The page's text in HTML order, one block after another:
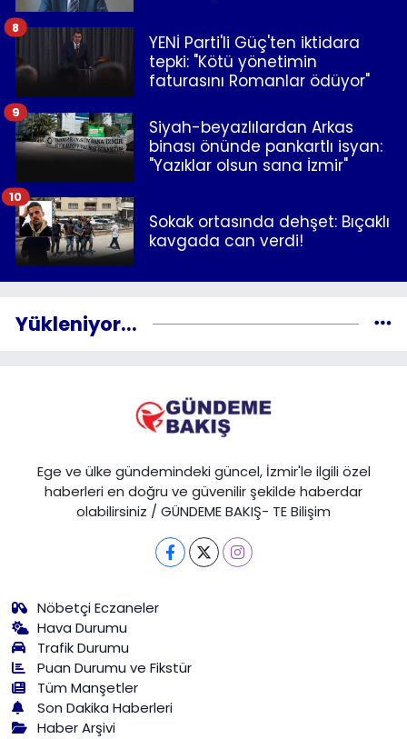
YENİ Parti'li Güç'ten iktidara
tepki: "Kötü yönetimin
faturasını Romanlar ödüyor"
8
Siyah-beyazlılardan Arkas
binası önünde pankartlı isyan:
"Yazıklar olsun sana İzmir"
9
Sokak ortasında dehşet: Bıçaklı
kavgada can verdi!
10
Yükleniyor...
Ege ve ülke gündemindeki güncel, İzmir'le ilgili özel
haberleri en doğru ve güvenilir şekilde haberdar
olabilirsiniz / GÜNDEME BAKIŞ- TE Bilişim
Nöbetçi Eczaneler
Hava Durumu
Trafik Durumu
Puan Durumu ve Fikstür
Tüm Manşetler
Son Dakika Haberleri
Haber Arşivi